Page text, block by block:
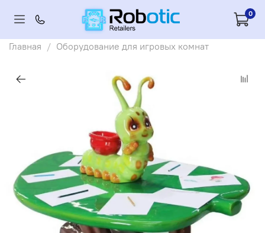
0
Главная Оборудование для игровых комнат